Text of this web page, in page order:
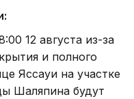
12 августа из-за
и полного
Яссауи на участке
Шаляпина будут